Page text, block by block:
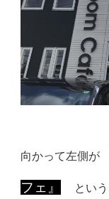
向かって左側が
フェ』 という